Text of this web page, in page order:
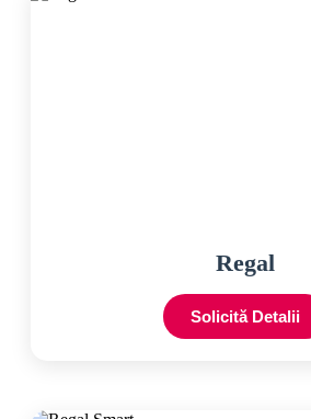
Regal
Solicită Detalii